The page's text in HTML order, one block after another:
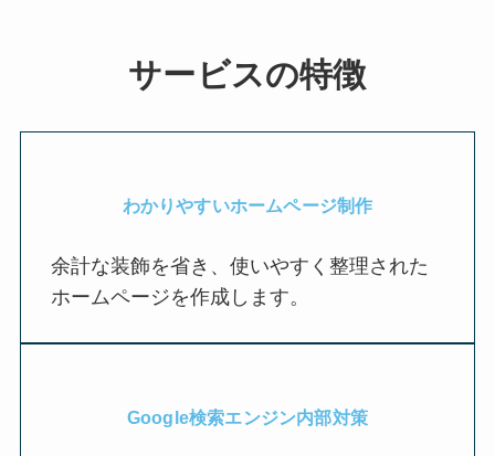
サービスの特徴
わかりやすいホームページ制作
余計な装飾を省き、使いやすく整理された
ホームページを作成します。
Google検索エンジン内部対策